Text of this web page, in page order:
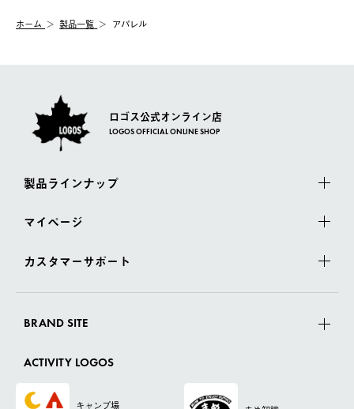
【配送業者】
佐川急便にて配送されます。
む）は受け付けておりません。
一度お手元の商品を返品いただき、ご希望商品を再注文してくだ
ホーム 製品一覧 アパレル
ロゴス公式オンライン店
LOGOS OFFICIAL ONLINE SHOP
製品ラインナップ
マイページ
カスタマーサポート
BRAND SITE
ACTIVITY LOGOS
キャンプ場